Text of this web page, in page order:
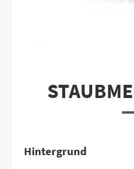
Hintergrund